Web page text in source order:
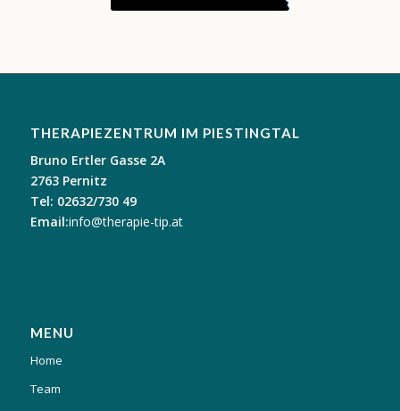
THERAPIEZENTRUM IM PIESTINGTAL
Bruno Ertler Gasse 2A
2763 Pernitz
Tel: 02632/730 49
Email:info@therapie-tip.at
MENU
Home
Team